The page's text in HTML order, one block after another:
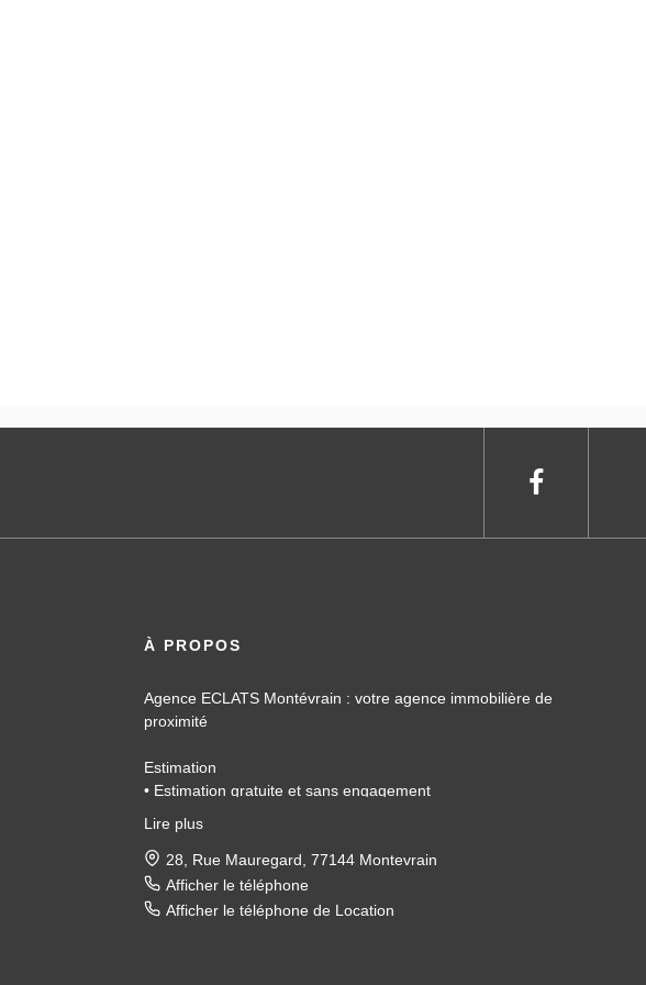
À PROPOS
Agence ECLATS Montévrain : votre agence immobilière de
proximité
Estimation
• Estimation gratuite et sans engagement
• Basée sur les données du marché local
• Accompagnement administratif
Vente
• Diffusion de l'annonce sur nos différents supports
• Organisation de visites
Lire plus
28, Rue Mauregard, 77144 Montevrain
Afficher le téléphone
Afficher le téléphone de Location